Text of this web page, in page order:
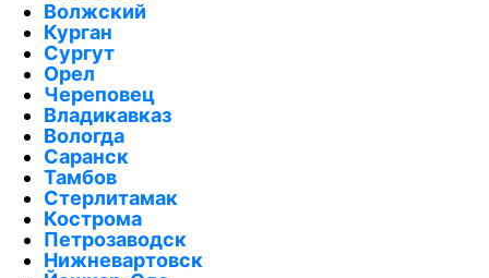
Волжский
Курган
Сургут
Орел
Череповец
Владикавказ
Вологда
Саранск
Тамбов
Стерлитамак
Кострома
Петрозаводск
Нижневартовск